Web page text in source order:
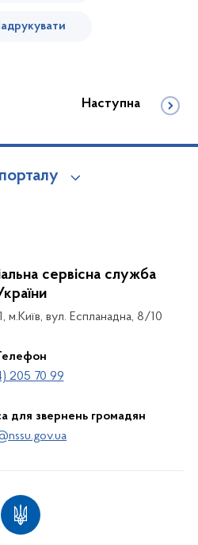
Наступна
сервісна служба
м.Київ, вул. Еспланадна, 8/10
205 70 99
для звернень громадян